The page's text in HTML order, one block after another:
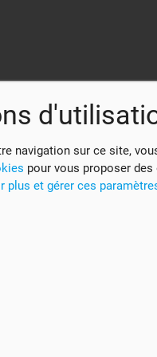
navigation sur ce site,
pour vous proposer
plus et gérer ces